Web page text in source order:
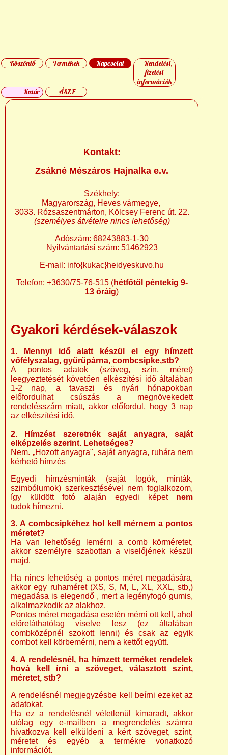
Köszöntő Termékek Kapcsolat
Rendelési,
fizetési
információk
Kosár
ÁSZF
Kontakt:
Zsákné Mészáros Hajnalka e.v.
Székhely:
Magyarország, Heves vármegye,
3033. Rózsaszentmárton, Kölcsey Ferenc út. 22.
(személyes átvételre nincs lehetőség)
Adószám: 68243883-1-30
Nyilvántartási szám: 51462923
E-mail: info{kukac}heidyeskuvo.hu
Telefon: +3630/75-76-515 (hétfőtől péntekig 9-
13 óráig)
Gyakori kérdések-válaszok
1. Mennyi idő alatt készül el egy hímzett
vőfélyszalag, gyűrűpárna, combcsipke,stb?
A pontos adatok (szöveg, szín, méret)
leegyeztetését követően elkészítési idő általában
1-2 nap, a tavaszi és nyári hónapokban
előfordulhat csúszás a megnövekedett
rendelésszám miatt, akkor előfordul, hogy 3 nap
az elkészítési idő.
2. Hímzést szeretnék saját anyagra, saját
elképzelés szerint. Lehetséges?
Nem. „Hozott anyagra", saját anyagra, ruhára nem
kérhető hímzés
Egyedi hímzésminták (saját logók, minták,
szimbólumok) szerkesztésével nem foglalkozom,
így küldött fotó alaján egyedi képet nem
tudok hímezni.
3. A combcsipkéhez hol kell mérnem a pontos
méretet?
Ha van lehetőség lemérni a comb körméretet,
akkor személyre szabottan a viselőjének készül
majd.
Ha nincs lehetőség a pontos méret megadására,
akkor egy ruhaméret (XS, S, M, L, XL, XXL, stb,)
megadása is elegendő , mert a legényfogó gumis,
alkalmazkodik az alakhoz.
Pontos méret megadása esetén mérni ott kell, ahol
előreláthatólag viselve lesz (ez általában
combközépnél szokott lenni) és csak az egyik
combot kell körbemérni, nem a kettőt együtt.
4. A rendelésnél, ha hímzett terméket rendelek
hová kell írni a szöveget, választott színt,
méretet, stb?
A rendelésnél megjegyzésbe kell beírni ezeket az
adatokat.
Ha ez a rendelésnél véletlenül kimaradt, akkor
utólag egy e-mailben a megrendelés számra
hivatkozva kell elküldeni a kért szöveget, színt,
méretet és egyéb a termékre vonatkozó
információt.